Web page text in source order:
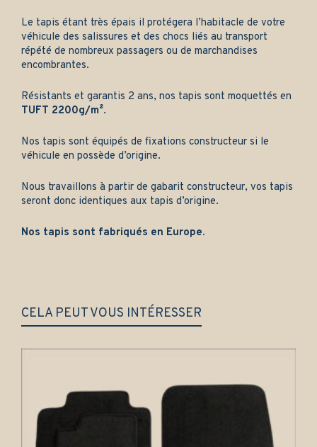
Le tapis étant très épais il protégera l’habitacle de votre
véhicule des salissures et des chocs liés au transport
répété de nombreux passagers ou de marchandises
encombrantes.
Résistants et garantis 2 ans, nos tapis sont moquettés en
TUFT 2200g/m².
Nos tapis sont équipés de fixations constructeur si le
véhicule en possède d’origine.
Nous travaillons à partir de gabarit constructeur, vos tapis
seront donc identiques aux tapis d’origine.
Nos tapis sont fabriqués en Europe.
CELA PEUT VOUS INTÉRESSER